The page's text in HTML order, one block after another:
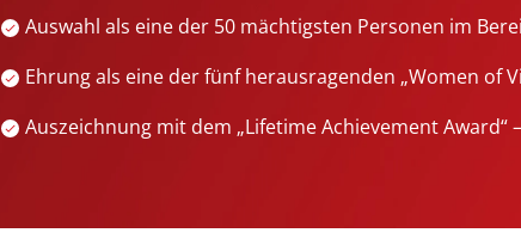
Auswahl als eine der 50 mächtigsten Personen im
Ehrung als eine der fünf herausragenden „Women of
Auszeichnung mit dem „Lifetime Achievement Award“